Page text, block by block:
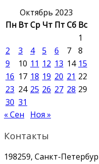
Октябрь 2023
Пн ВтСр Чт ПтСб Вс
1
2
3 4 5 6 7
8
9
10 11 12 13 14 15
16 17 18 19 20 21 22
23 24 25 26 27 28 29
30 31
« Сен
Ноя »
Контакты
198259, Санкт-